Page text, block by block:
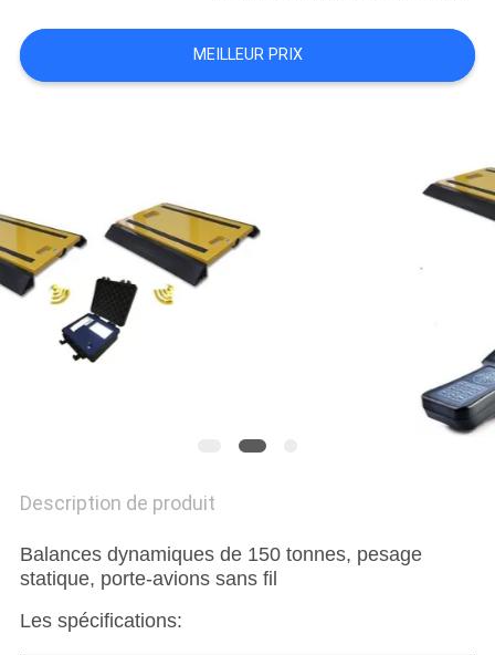
NOUVELLES
DEMANDEZ
UN DEVIS
PLAN
PRIVACY
POLICY
MEILLEUR PRIX
Description de produit
Balances dynamiques de 150 tonnes, pesage
statique, porte-avions sans fil
Les spécifications: